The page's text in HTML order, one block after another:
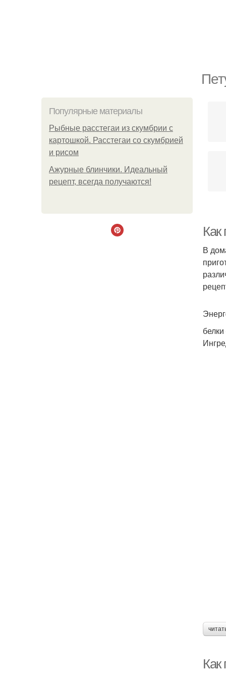
Популярные материалы
Рыбные расстегаи из скумбрии с
картошкой. Расстегаи со скумбрией
и рисом
Ажурные блинчики. Идеальный
рецепт, всегда получаются!
Как
В